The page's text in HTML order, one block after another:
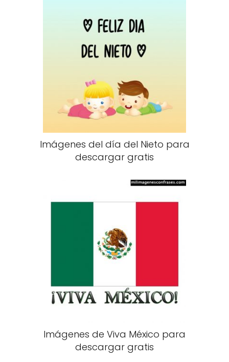
Imágenes del día del Nieto para
descargar gratis
Imágenes de Viva México para
descargar gratis